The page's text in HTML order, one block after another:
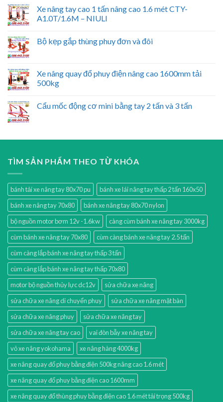
Xe nâng tay cao 1 tấn nâng cao 1.6 mét CTY-
A1.0T/1.6M – NIULI
Bộ kẹp gắp thùng phuy đơn và đôi
Xe nâng quay đổ phuy điện nâng cao 1600mm tải
500kg
Cẩu mốc động cơ mini bằng tay 2 tấn và 3 tấn
TÌM SẢN PHẨM THEO TỪ KHÓA
bánh tải xe nâng tay 80x70 pu
bánh xe lái nâng tay thấp 2 tấn 160x50
bánh xe nâng tay 70x80
bánh xe nâng tay 80x70 nylon
bộ nguồn motor bơm 12v -1.6kw
càng cùm bánh xe nâng tay 3000kg
cùm bánh xe nâng tay 70x80
cùm càng bánh xe nâng tay 2.5 tấn
cùm càng lắp bánh xe nâng tay thấp 3 tấn
cùm càng lắp bánh xe nâng tay thấp 70x80
motor bộ nguồn thủy lực dc12v
sửa chữa xe nâng
sửa chữa xe nâng di chuyển phuy
sửa chữa xe nâng mặt bàn
sửa chữa xe nâng phuy
sửa chữa xe nâng tay
sửa chữa xe nâng tay cao
vai đòn bẫy xe nâng tay
vỏ xe nâng yokohama
xe nâng hàng 4000kg
xe nâng quay đổ phuy bằng điện 500kg nâng cao 1.6 mét
xe nâng quay đổ phuy bằng điện cao 1600mm
xe nâng quay đổ thùng phuy bằng điện cao 1.6 mét tải trọng 500kg